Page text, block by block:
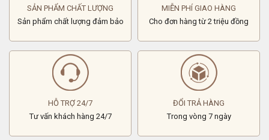
SẢN PHẨM CHẤT LƯỢNG
Sản phẩm chất lượng đảm bảo
MIỄN PHÍ GIAO HÀNG
Cho đơn hàng từ 2 triệu đồng
HỖ TRỢ 24/7
Tư vấn khách hàng 24/7
ĐỔI TRẢ HÀNG
Trong vòng 7 ngày